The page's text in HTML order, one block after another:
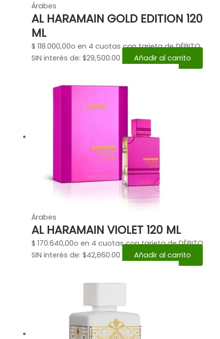
Árabes
AL HARAMAIN GOLD EDITION 120
ML
$ 118.000,00o en 4 cuotas con tarjeta de DÉBITO
SIN interés de: $29,500.00
Añadir al carrito
Árabes
AL HARAMAIN VIOLET 120 ML
$ 170.640,00o en 4 cuotas con tarjeta de DÉBITO
SIN interés de: $42,660.00
Añadir al carrito